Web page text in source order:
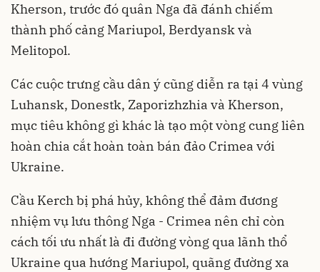
Kherson, trước đó quân Nga đã đánh chiếm
thành phố cảng Mariupol, Berdyansk và
Melitopol.
Các cuộc trưng cầu dân ý cũng diễn ra tại 4 vùng
Luhansk, Donestk, Zaporizhzhia và Kherson,
mục tiêu không gì khác là tạo một vòng cung liên
hoàn chia cắt hoàn toàn bán đảo Crimea với
Ukraine.
Cầu Kerch bị phá hủy, không thể đảm đương
nhiệm vụ lưu thông Nga - Crimea nên chỉ còn
cách tối ưu nhất là đi đường vòng qua lãnh thổ
Ukraine qua hướng Mariupol, quãng đường xa